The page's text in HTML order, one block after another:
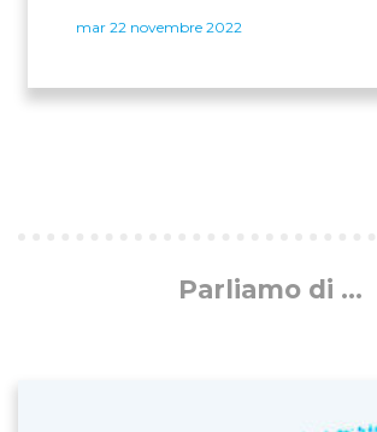
mar 22 novembre 2022
Parliamo di ...